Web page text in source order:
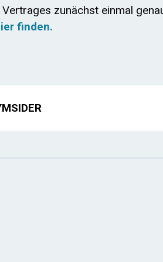
zunächst einmal
finden.